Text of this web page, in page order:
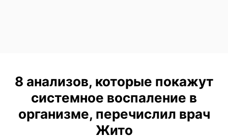
8 анализов, которые покажут
системное воспаление в
организме, перечислил врач
Жито